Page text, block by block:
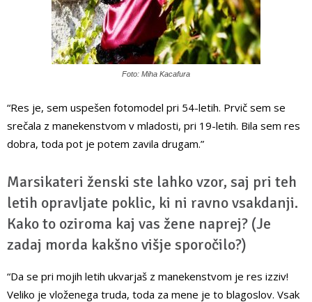
Foto: Miha Kacafura
“Res je, sem uspešen fotomodel pri 54-letih. Prvič sem se
srečala z manekenstvom v mladosti, pri 19-letih. Bila sem res
dobra, toda pot je potem zavila drugam.”
Marsikateri ženski ste lahko vzor, saj pri teh
letih opravljate poklic, ki ni ravno vsakdanji.
Kako to oziroma kaj vas žene naprej? (Je
zadaj morda kakšno višje sporočilo?)
“Da se pri mojih letih ukvarjaš z manekenstvom je res izziv!
Veliko je vloženega truda, toda za mene je to blagoslov. Vsak